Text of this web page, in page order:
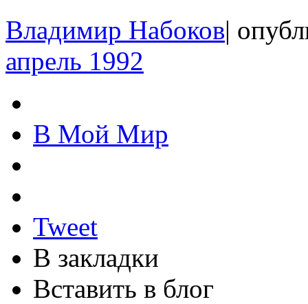
Владимир Набоков|
апрель 1992
В Мой Мир
Tweet
В закладки
Вставить в блог